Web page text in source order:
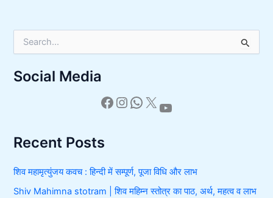
e
r
r
:
Social Media
Recent Posts
शिव महामृत्युंजय कवच : हिन्दी में सम्पूर्ण, पूजा विधि और लाभ
Shiv Mahimna stotram | शिव महिम्न स्तोत्र का पाठ, अर्थ, महत्व व लाभ